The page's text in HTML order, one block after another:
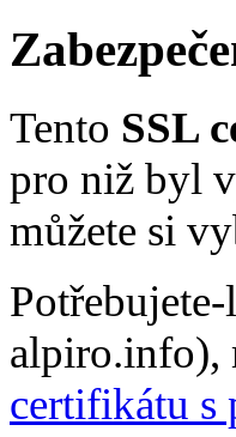
Tento SSL
pro niž byl
můžete si
alpiro.info),
certifikátu s